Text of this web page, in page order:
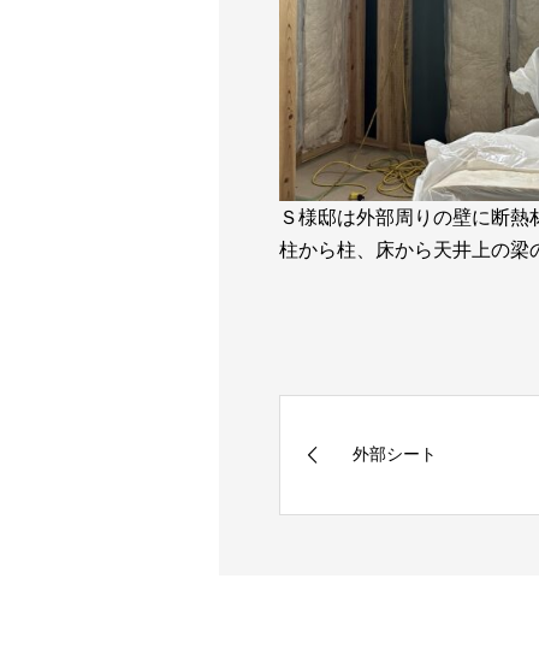
Ｓ様邸は外部周りの壁に断
柱から柱、床から天井上の梁
外部シート